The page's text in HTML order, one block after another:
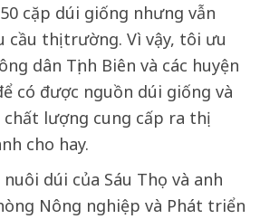
cặp dúi giống nhưng vẫn
cầu thị trường. Vì vậy, tôi ưu
dân Tịnh Biên và các huyện
có được nguồn dúi giống và
lượng cung cấp ra thị
cho hay.
dúi của Sáu Thọ và anh
Nông nghiệp và Phát triển